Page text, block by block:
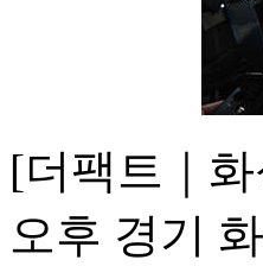
[더팩트｜
오후 경기